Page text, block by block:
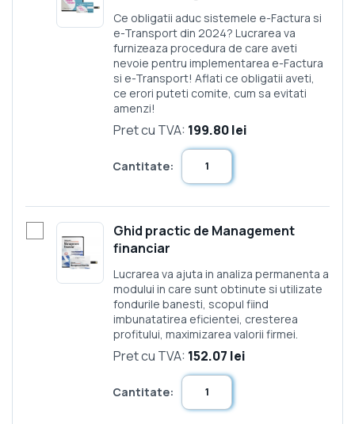
Ce obligatii aduc sistemele e-Factura si
e-Transport din 2024? Lucrarea va
furnizeaza procedura de care aveti
nevoie pentru implementarea e-Factura
si e-Transport! Aflati ce obligatii aveti,
ce erori puteti comite, cum sa evitati
amenzi!
Pret cu TVA: 199.80 lei
Cantitate:
Ghid practic de Management
financiar
Lucrarea va ajuta in analiza permanenta a
modului in care sunt obtinute si utilizate
fondurile banesti, scopul fiind
imbunatatirea eficientei, cresterea
profitului, maximizarea valorii firmei.
Pret cu TVA: 152.07 lei
Cantitate: